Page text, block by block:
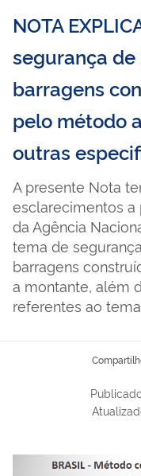
NOTA
segurança
barragens
pelo método
outras
A presente Nota
esclarecimentos
da Agência
tema de
barragens
a montante, além
referentes ao tema.